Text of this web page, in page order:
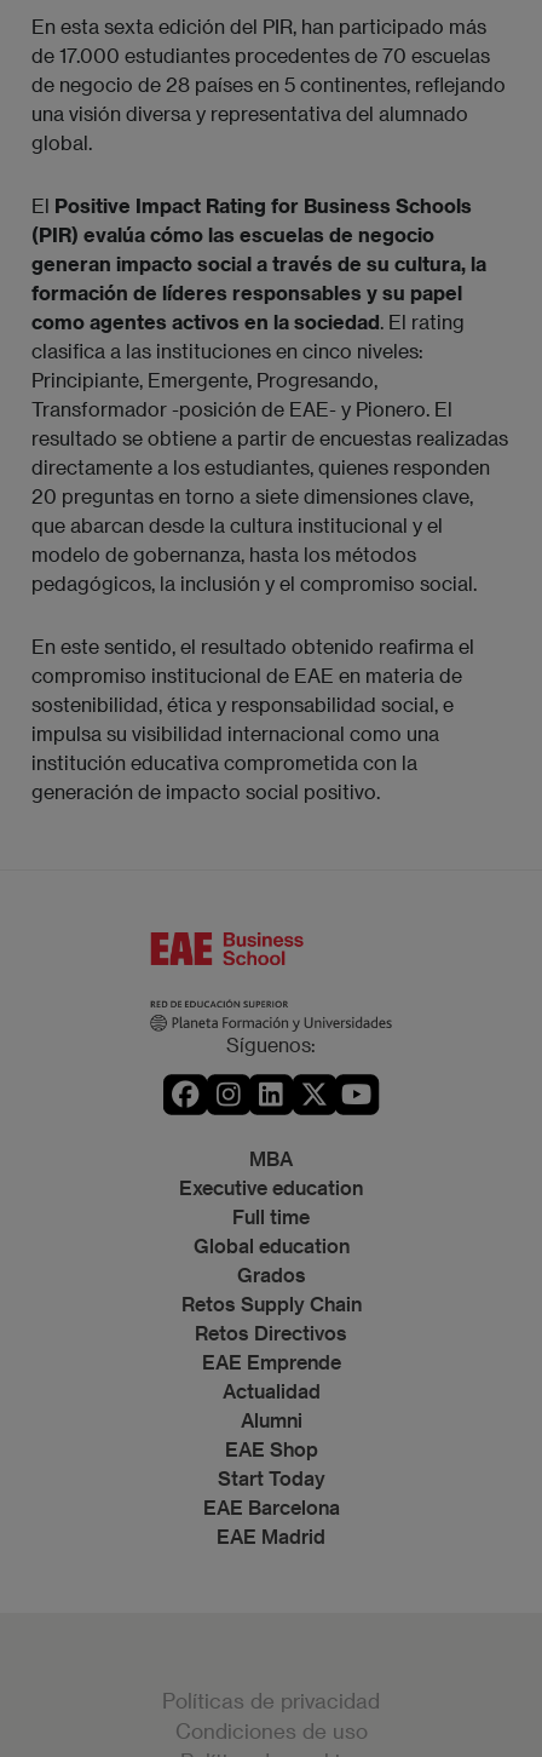
En esta sexta edición del PIR, han participado más
de 17.000 estudiantes procedentes de 70 escuelas
de negocio de 28 países en 5 continentes, reflejando
una visión diversa y representativa del alumnado
global.
El Positive Impact Rating for Business Schools
(PIR) evalúa cómo las escuelas de negocio
generan impacto social a través de su cultura, la
formación de líderes responsables y su papel
como agentes activos en la sociedad. El rating
clasifica a las instituciones en cinco niveles:
Principiante, Emergente, Progresando,
Transformador -posición de EAE- y Pionero. El
resultado se obtiene a partir de encuestas realizadas
directamente a los estudiantes, quienes responden
20 preguntas en torno a siete dimensiones clave,
que abarcan desde la cultura institucional y el
modelo de gobernanza, hasta los métodos
pedagógicos, la inclusión y el compromiso social.
En este sentido, el resultado obtenido reafirma el
compromiso institucional de EAE en materia de
sostenibilidad, ética y responsabilidad social, e
impulsa su visibilidad internacional como una
institución educativa comprometida con la
generación de impacto social positivo.
Síguenos:
MBA
Executive education
Full time
Global education
Grados
Retos Supply Chain
Retos Directivos
EAE Emprende
Actualidad
Alumni
EAE Shop
Start Today
EAE Barcelona
EAE Madrid
Políticas de privacidad
Condiciones de uso